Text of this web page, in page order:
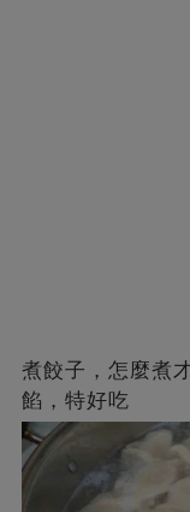
煮餃子，怎麼煮
餡，特好吃